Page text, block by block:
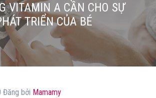
VITAMIN A CẦN CHO SỰ
TRIỂN CỦA BÉ
bởi Mamamy